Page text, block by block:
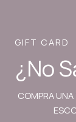
GIFT CARD
¿No
COMPRA UNA